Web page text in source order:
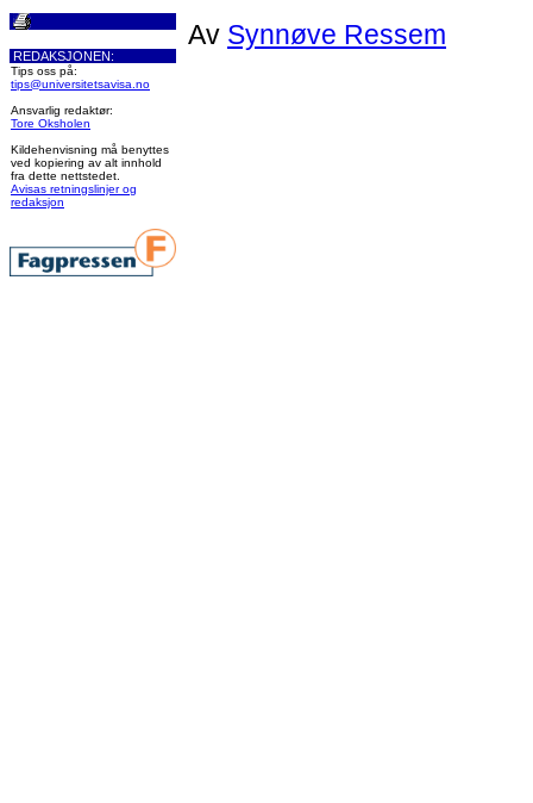
REDAKSJONEN:
Tips oss på:
tips@universitetsavisa.no
Ansvarlig redaktør:
Tore Oksholen
Kildehenvisning må benyttes
ved kopiering av alt innhold
fra dette nettstedet.
Avisas retningslinjer og
redaksjon
Av Synnøve Ressem